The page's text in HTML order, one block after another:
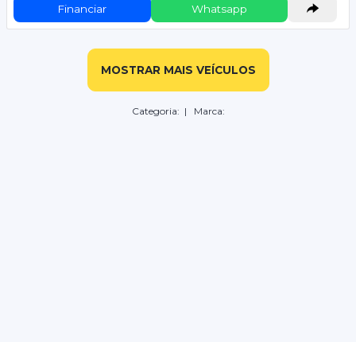
Financiar Whatsapp
MOSTRAR MAIS VEÍCULOS
Categoria: | Marca: